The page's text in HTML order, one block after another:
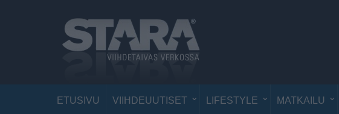
ETUSIVU VIIHDEUUTISET LIFESTYLE MATKAILU